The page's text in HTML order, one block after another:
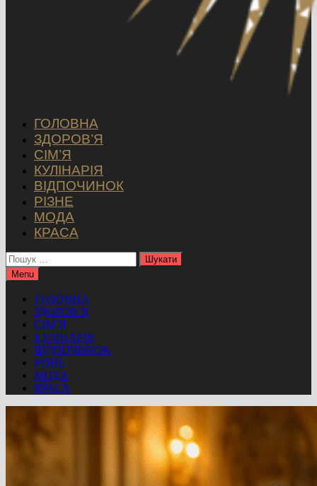
ГОЛОВНА
ЗДОРОВ’Я
СІМ’Я
КУЛІНАРІЯ
ВІДПОЧИНОК
РІЗНЕ
МОДА
КРАСА
Пошук:
Menu
ГОЛОВНА
ЗДОРОВ’Я
СІМ’Я
КУЛІНАРІЯ
ВІДПОЧИНОК
РІЗНЕ
МОДА
КРАСА